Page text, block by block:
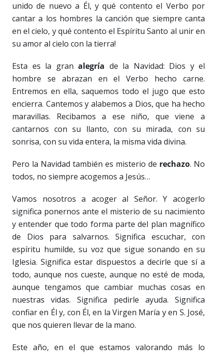
unido de nuevo a Él, y qué contento el Verbo por
cantar a los hombres la canción que siempre canta
en el cielo, y qué contento el Espíritu Santo al unir en
su amor al cielo con la tierra!
Esta es la gran alegría de la Navidad: Dios y el
hombre se abrazan en el Verbo hecho carne.
Entremos en ella, saquemos todo el jugo que esto
encierra. Cantemos y alabemos a Dios, que ha hecho
maravillas. Recibamos a ese niño, que viene a
cantarnos con su llanto, con su mirada, con su
sonrisa, con su vida entera, la misma vida divina.
Pero la Navidad también es misterio de rechazo. No
todos, no siempre acogemos a Jesús…
Vamos nosotros a acoger al Señor. Y acogerlo
significa ponernos ante el misterio de su nacimiento
y entender que todo forma parte del plan magnífico
de Dios para salvarnos. Significa escuchar, con
espíritu humilde, su voz que sigue sonando en su
Iglesia. Significa estar dispuestos a decirle que sí a
todo, aunque nos cueste, aunque no esté de moda,
aunque tengamos que cambiar muchas cosas en
nuestras vidas. Significa pedirle ayuda. Significa
confiar en Él y, con Él, en la Virgen María y en S. José,
que nos quieren llevar de la mano.
Este año, en el que estamos valorando más lo